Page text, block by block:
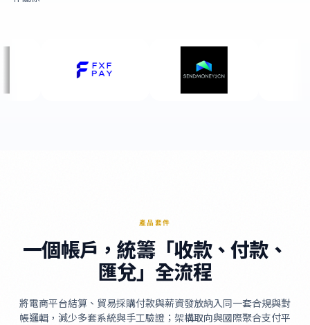
產品套件
一個帳戶，統籌「收款、付款、
匯兌」全流程
將電商平台結算、貿易採購付款與薪資發放納入同一套合規與對
帳邏輯，減少多套系統與手工驗證；架構取向與國際聚合支付平